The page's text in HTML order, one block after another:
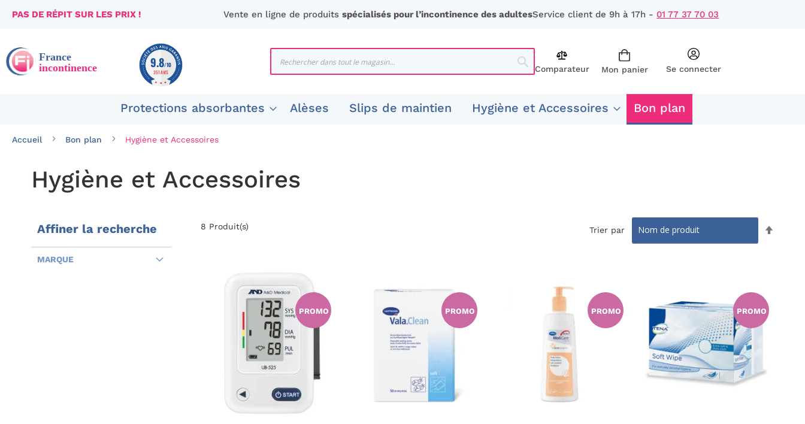
Aller
PAS DE RÉPIT SUR LES PRIX ! Vente en ligne de produitsspécialisés pour l’incontinence des adultesService client de 9h à 17h - 01 77 37 70 03
Chercher
Comparateur Mon panier Se connecter
Protections absorbantes Alèses Slips de maintien Hygiène et Accessoires Bon plan
Accueil Bon plan Hygiène et Accessoires
Hygiène et Accessoires
8 Produit(s) Trier par
PROMO PROMO PROMO PROMO
Affiner la recherche
MARQUE
9.8/10
351 AVIS